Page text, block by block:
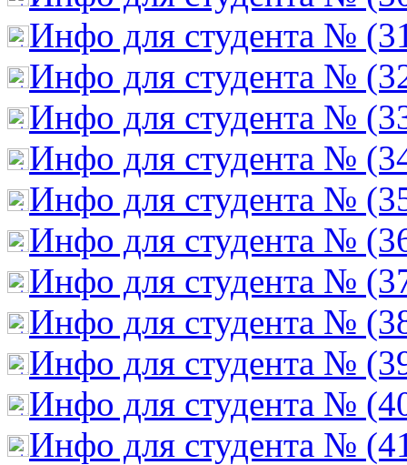
Инфо для студента №
Инфо для студента №
Инфо для студента №
Инфо для студента №
Инфо для студента №
Инфо для студента №
Инфо для студента №
Инфо для студента №
Инфо для студента №
Инфо для студента №
Инфо для студента №